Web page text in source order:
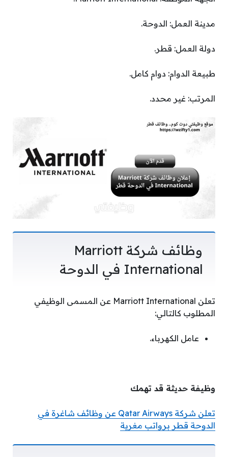
مدينة العمل: الدوحة.
دولة العمل: قطر.
طبيعة الدوام: دوام كامل.
المرتب: غير محدد.
وظائف شركة Marriott
International في الدوحة
تعلن Marriott International عن المسمى الوظيفي
المطلوب كالتالي:
عامل الكهرباء.
وظيفة حديثة قد تهمك
تعلن شركة Qatar Airways عن وظائف شاغرة في
الدوحة قطر برواتب مغرية